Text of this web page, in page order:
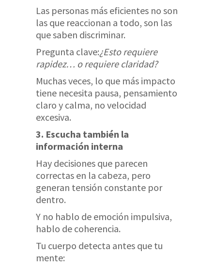
Las personas más eficientes no son
las que reaccionan a todo, son las
que saben discriminar.
Pregunta clave:¿Esto requiere
rapidez… o requiere claridad?
Muchas veces, lo que más impacto
tiene necesita pausa, pensamiento
claro y calma, no velocidad
excesiva.
3. Escucha también la
información interna
Hay decisiones que parecen
correctas en la cabeza, pero
generan tensión constante por
dentro.
Y no hablo de emoción impulsiva,
hablo de coherencia.
Tu cuerpo detecta antes que tu
mente: